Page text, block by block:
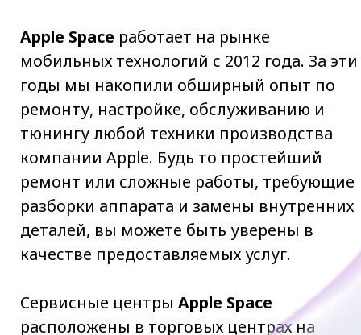
тюнингу любой техники производства
компании Apple. Будь то простейший
разборки аппарата и замены внутренних
деталей, вы можете быть уверены в
качестве предоставляемых услуг.
Сервисные центрыApple Space
расположены в торговых центрах на
территории жилых поселков ближайшего
Подмосковья. Мы стремимся быть всегда
рядом: чтобы ремонт гаджета
процедура, требующая дальней поездки
обычный поход в магазин.